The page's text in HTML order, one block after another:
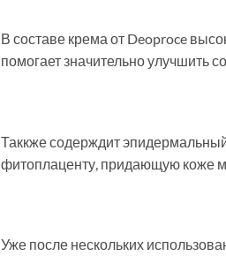
В составе крема от Deoproce
помогает значительно улучшить
Таккже содерждит
фитоплаценту, придающую коже
Уже после нескольких